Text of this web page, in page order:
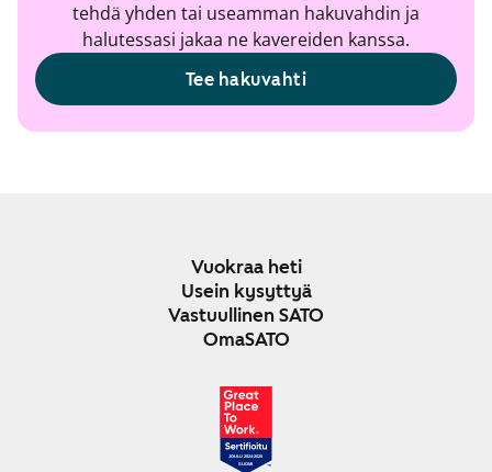
tehdä yhden tai useamman hakuvahdin ja
halutessasi jakaa ne kavereiden kanssa.
Tee hakuvahti
Vuokraa heti
Usein kysyttyä
Vastuullinen SATO
OmaSATO
JOULU 2024-2025
SUOMI